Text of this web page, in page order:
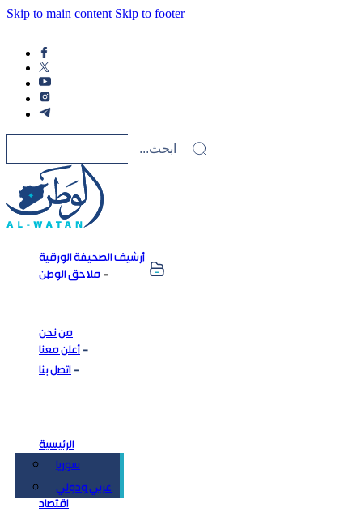
Skip to main content Skip to footer
أرشيف الصحيفة الورقية
ملاحق الوطن
من نحن
أعلن معنا
اتصل بنا
الرئيسية
سوريا
عربي ودولي
اقتصاد